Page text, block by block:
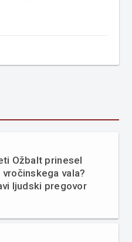
Ožbalt prinesel
vročinskega vala?
ljudski pregovor